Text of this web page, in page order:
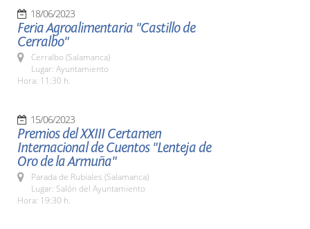
18/06/2023
Feria Agroalimentaria "Castillo de
Cerralbo"
Cerralbo (Salamanca)
Lugar: Ayuntamiento
Hora: 11:30 h.
15/06/2023
Premios del XXIII Certamen
Internacional de Cuentos "Lenteja de
Oro de la Armuña"
Parada de Rubiales (Salamanca)
Lugar: Salón del Ayuntamiento
Hora: 19:30 h.